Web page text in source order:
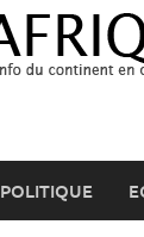
POLITIQUE